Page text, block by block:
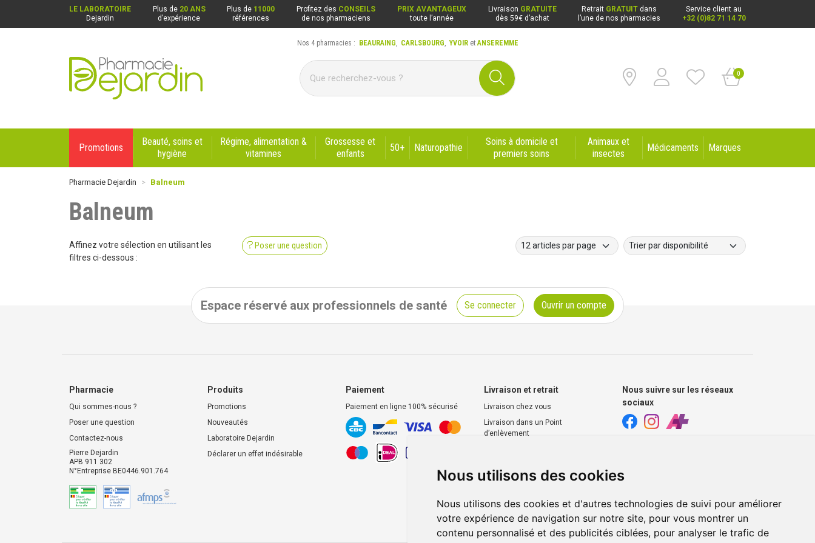
Nous utilisons des cookies
Nous utilisons des cookies et d'autres technologies de suivi pour améliorer
votre expérience de navigation sur notre site, pour vous montrer un
contenu personnalisé et des publicités ciblées, pour analyser le trafic de
LE LABORATOIRE
Dejardin
Plus de 20 ANS
d’expérience
Plus de 11000
références
Profitez des CONSEILS
de nos pharmaciens
PRIX AVANTAGEUX
toute l’année
Livraison GRATUITE
dès 59€ d’achat
Retrait GRATUIT dans
l’une de nos pharmacies
Service client au
+32 (0)82 71 14 70
Pharmacie Dejardin Nos 4 pharmacies : Beauraing, Carlsbourg, Yvoir, Anseremme
0
Nos 4 pharmacies : BEAURAING, CARLSBOURG,YVOIRetANSEREMME
Promotions
Beauté, soins et
hygiène
Régime, alimentation &
vitamines
Grossesse et
enfants
50+ Naturopathie
Soins à domicile et
premiers soins
Animaux et
insectes
Médicaments Marques
Pharmacie Dejardin Balneum
Balneum
Poser une question
Affinez votre sélection en utilisant les
filtres ci-dessous :
Espace réservé aux professionnels de santé Se connecter Ouvrir un compte
Pharmacie
Qui sommes-nous ?
Poser une question
Contactez-nous
Pierre Dejardin
APB 911 302
N°Entreprise BE0446.901.764
Produits
Promotions
Nouveautés
Laboratoire Dejardin
Déclarer un effet indésirable
Paiement
Paiement en ligne 100% sécurisé
Livraison et retrait
Livraison chez vous
Livraison dans un Point
d’enlèvement
Nous suivre sur les réseaux
sociaux